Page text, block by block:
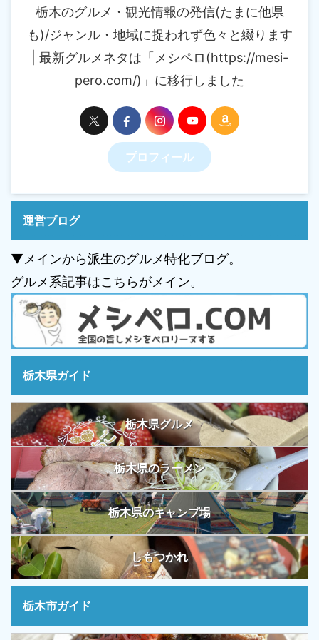
栃木のグルメ・観光情報の発信(たまに他県
も)/ジャンル・地域に捉われず色々と綴ります
| 最新グルメネタは「メシペロ(https://mesi-
pero.com/)」に移行しました
プロフィール
運営ブログ
▼メインから派生のグルメ特化ブログ。
グルメ系記事はこちらがメイン。
栃木県ガイド
栃木県グルメ
栃木県のラーメン
栃木県のキャンプ場
しもつかれ
栃木市ガイド